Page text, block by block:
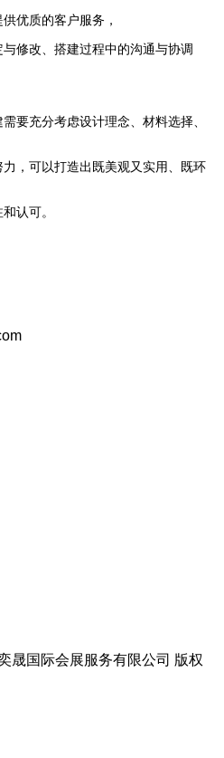
优质的客户服务，
修改、搭建过程中的沟通与协调
要充分考虑设计理念、材料选择、
，可以打造出既美观又实用、既环
认可。
晟国际会展服务有限公司 版权